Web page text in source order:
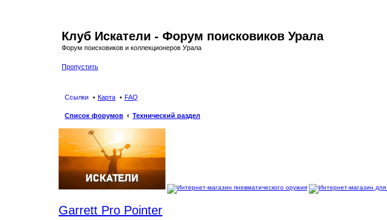
Клуб Искатели - Форум поисковиков Урала
Форум поисковиков и коллекционеров Урала
Пропустить
Ссылки Карта FAQ
Список форумов Технический раздел
Garrett Pro Pointer